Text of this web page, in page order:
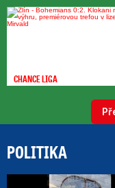
CHANCE LIGA
POLITIKA